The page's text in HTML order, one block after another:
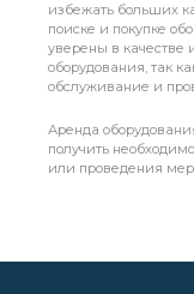
избежать больших
поиске и покупке
уверены в качестве
оборудования, так
обслуживание и
Аренда
получить
или проведения